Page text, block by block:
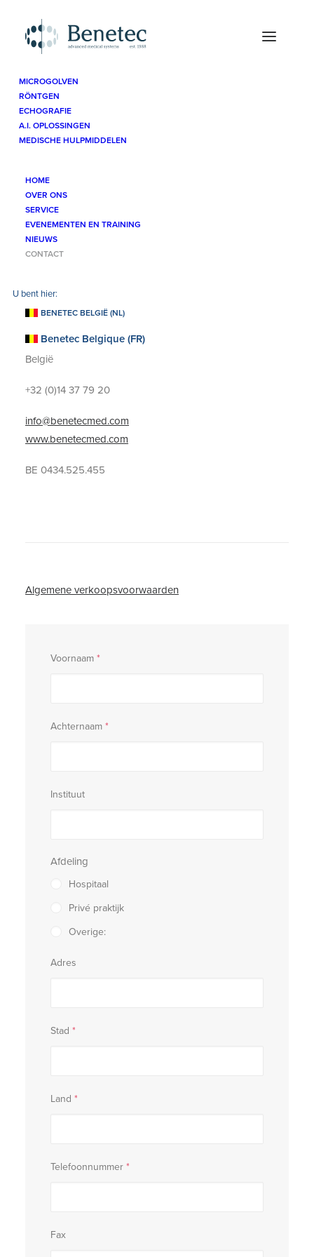
MICROGOLVEN
RÖNTGEN
ECHOGRAFIE
A.I. OPLOSSINGEN
MEDISCHE HULPMIDDELEN
HOME
OVER ONS
SERVICE
EVENEMENTEN EN TRAINING
NIEUWS
CONTACT
BENETEC BELGIË (NL)
Benetec Belgique (FR)
Contact
Contacteer
2470 Retie
België
+32 (0)14 37 79 20
info@benetecmed.com
www.benetecmed.com
BE 0434.525.455
Algemene verkoopsvoorwaarden
Voornaam *
Achternaam *
Instituut
Afdeling
Hospitaal
Privé praktijk
Overige:
Adres
Stad *
Land *
Telefoonnummer *
Fax